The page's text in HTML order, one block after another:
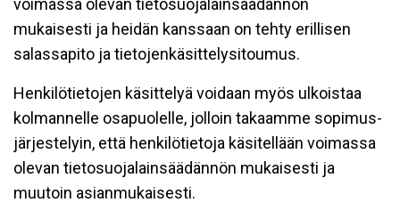
voimassa olevan tietosuojalainsäädännön
mukaisesti ja heidän kanssaan on tehty erillisen
salassapito ja tietojenkäsittelysitoumus.
Henkilötietojen käsittelyä voidaan myös ulkoistaa
kolmannelle osapuolelle, jolloin takaamme sopimus-
järjestelyin, että henkilötietoja käsitellään voimassa
olevan tietosuojalainsäädännön mukaisesti ja
muutoin asianmukaisesti.